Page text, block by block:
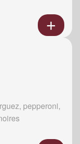
pepperoni,